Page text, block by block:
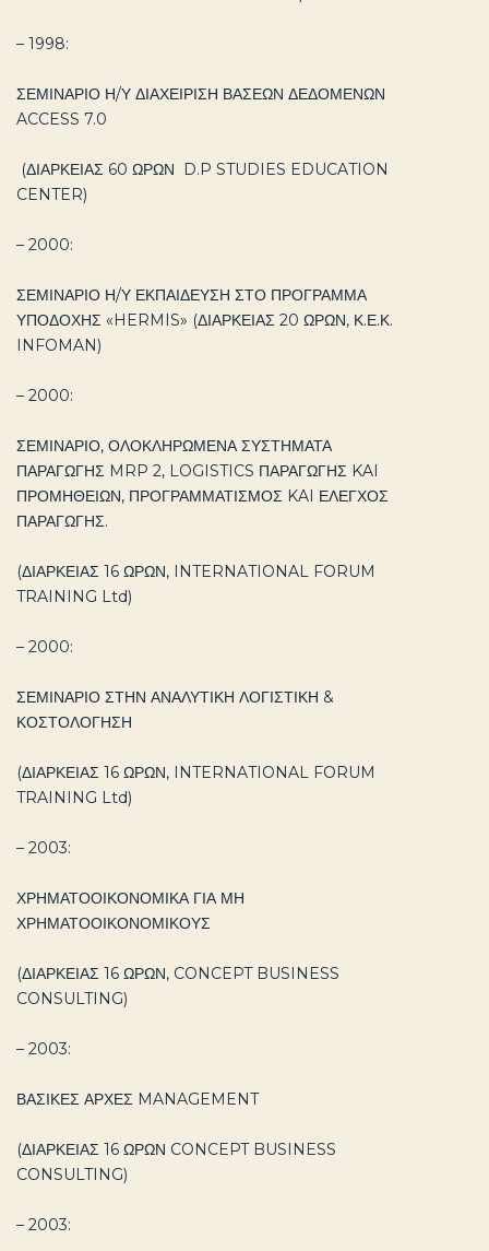
– 1998:
ΣΕΜΙΝΑΡΙΟ Η/Υ ΔΙΑΧΕΙΡΙΣΗ ΒΑΣΕΩΝ ΔΕΔΟΜΕΝΩΝ
ACCESS 7.0
(ΔΙΑΡΚΕΙΑΣ 60 ΩΡΩΝ D.P STUDIES EDUCATION
CENTER)
– 2000:
ΣΕΜΙΝΑΡΙΟ Η/Υ ΕΚΠΑΙΔΕΥΣΗ ΣΤΟ ΠΡΟΓΡΑΜΜΑ
ΥΠΟΔΟΧΗΣ «HERMIS» (ΔΙΑΡΚΕΙΑΣ 20 ΩΡΩΝ, Κ.Ε.Κ.
INFOMAN)
– 2000:
ΣΕΜΙΝΑΡΙΟ, ΟΛΟΚΛΗΡΩΜΕΝΑ ΣΥΣΤΗΜΑΤΑ
ΠΑΡΑΓΩΓΗΣ MRP 2, LOGISTICS ΠΑΡΑΓΩΓΗΣ KAI
ΠΡΟΜΗΘΕΙΩΝ, ΠΡΟΓΡΑΜΜΑΤΙΣΜΟΣ KAI ΕΛΕΓΧΟΣ
ΠΑΡΑΓΩΓΗΣ.
(ΔΙΑΡΚΕΙΑΣ 16 ΩΡΩΝ, INTERNATIONAL FORUM
TRAINING Ltd)
– 2000:
ΣΕΜΙΝΑΡΙΟ ΣΤΗΝ ΑΝΑΛΥΤΙΚΗ ΛΟΓΙΣΤΙΚΗ &
ΚΟΣΤΟΛΟΓΗΣΗ
(ΔΙΑΡΚΕΙΑΣ 16 ΩΡΩΝ, INTERNATIONAL FORUM
TRAINING Ltd)
– 2003:
ΧΡΗΜΑΤΟΟΙΚΟΝΟΜΙΚΑ ΓΙΑ ΜΗ
ΧΡΗΜΑΤΟΟΙΚΟΝΟΜΙΚΟΥΣ
(ΔΙΑΡΚΕΙΑΣ 16 ΩΡΩΝ, CONCEPT BUSINESS
CONSULTING)
– 2003:
ΒΑΣΙΚΕΣ ΑΡΧΕΣ MANAGEMENT
(ΔΙΑΡΚΕΙΑΣ 16 ΩΡΩΝ CONCEPT BUSINESS
CONSULTING)
– 2003: